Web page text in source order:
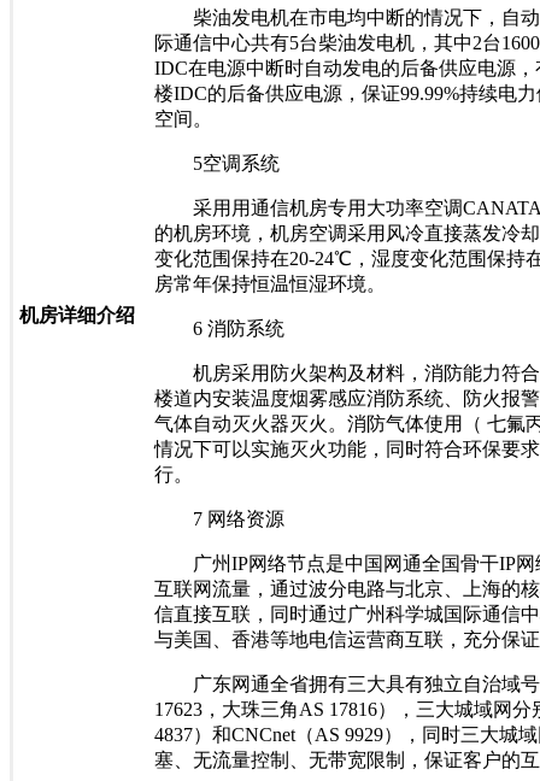
机房详细介绍
柴油发电机在市电均中断的情况下，自动
际通信中心共有5台柴油发电机，其中2台
IDC在电源中断时自动发电的后备供应电源
楼IDC的后备供应电源，保证99.99%持续电
空间。
5空调系统
采用用通信机房专用大功率空调
的机房环境，机房空调采用风冷直接蒸发冷
变化范围保持在20-24℃，湿度变化范围保持
房常年保持恒温恒湿环境。
6 消防系统
机房采用防火架构及材料，消防能力符合
楼道内安装温度烟雾感应消防系统、防火报
气体自动灭火器灭火。消防气体使用（ 七氟
情况下可以实施灭火功能，同时符合环保要
行。
7 网络资源
广州IP网络节点是中国网通全国骨干IP网
互联网流量，通过波分电路与北京、上海的
信直接互联，同时通过广州科学城国际通信
与美国、香港等地电信运营商互联，充分保
广东网通全省拥有三大具有独立自治域号
17623，大珠三角AS 17816），三大城域网
4837）和CNCnet（AS 9929），同时三大城
塞、无流量控制、无带宽限制，保证客户的